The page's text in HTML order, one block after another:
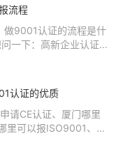
流程
做9001认证的流程是什
一下：高新企业认证申
可查看下方正文！
认证的优质
请CE认证、厦门哪里
里可以报ISO9001、厦